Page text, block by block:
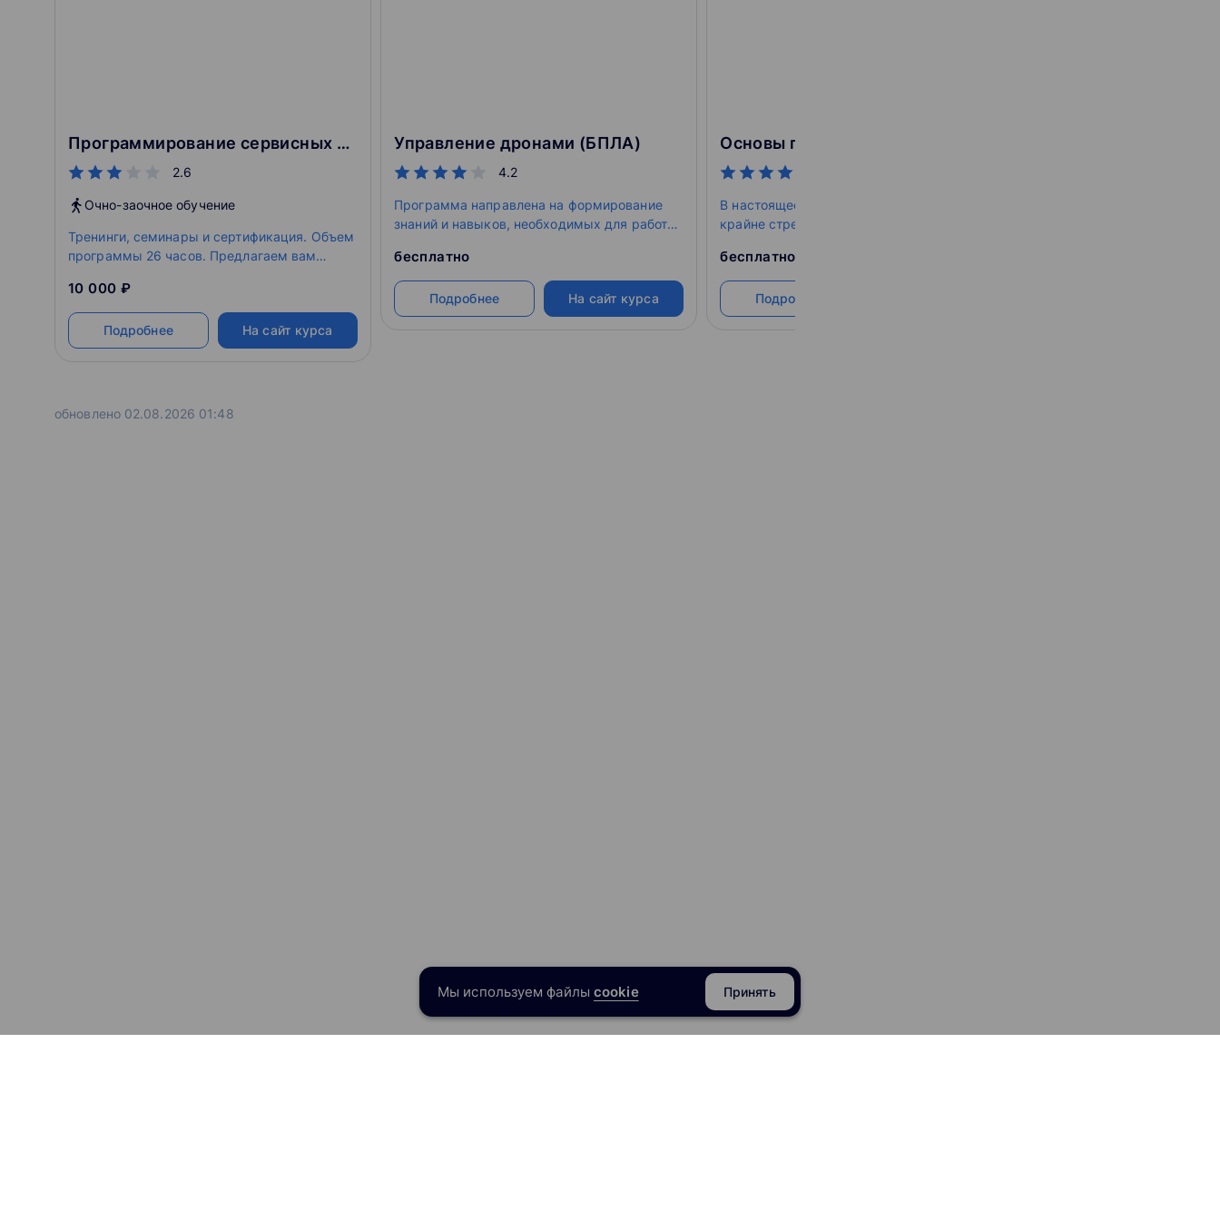
Программирование сервисных роботов в среде «Motion studio service»
2.6
Очно-заочное обучение
Тренинги, семинары и сертификация. Объем
программы 26 часов. Предлагаем вам
нашего университета — сервисного робота
Рэя (Promobot 4)!
10 000 ₽
Подробнее На сайт курса
Управление дронами (БПЛА)
4.2
Программа направлена на формирование
знаний и навыков, необходимых для работы
бесплатно
Подробнее На сайт курса
В настоящее время в мире наблюдается
крайне стремительное развитие такого
микропроцессорные системы. Цель
данного курса состоит в том, чтобы помочь
студенту освоить основные принципы и
варианты построения микропроцессорных
бесплатно
Подробнее
обновлено 02.08.2026 01:48
Мы используем файлы cookie Принять